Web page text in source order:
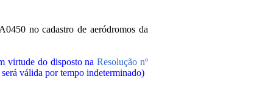
no cadastro de aeródromos da
virtude do disposto naResolução nº
válida por tempo indeterminado)